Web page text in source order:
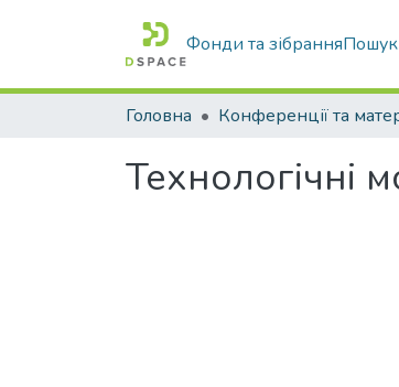
Фонди та зібранняПошук
Головна
Технологічні